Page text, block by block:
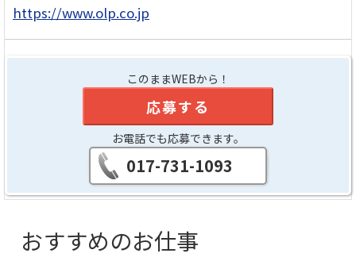
https://www.olp.co.jp
このままWEBから！
応募する
お電話でも応募できます。
017-731-1093
おすすめのお仕事